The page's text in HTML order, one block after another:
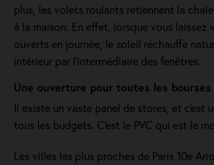
plus, les volets roulants retiennent la
à la maison. En effet, lorsque vous laissez
ouverts en journée, le soleil réchauffe
intérieur par l'intermédiaire des fenêtres.
Une ouverture pour toutes les bourses
Il existe un vaste panel de stores, et c'est
tous les budgets. C'est le PVC qui est le
Les villes les plus proches de Paris 10e